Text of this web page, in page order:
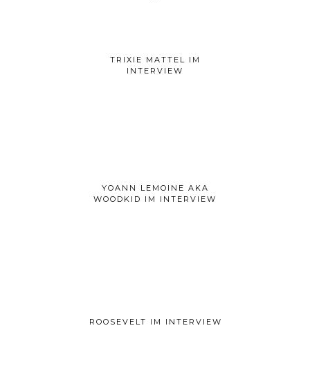
TRIXIE MATTEL IM
INTERVIEW
YOANN LEMOINE AKA
WOODKID IM INTERVIEW
ROOSEVELT IM INTERVIEW